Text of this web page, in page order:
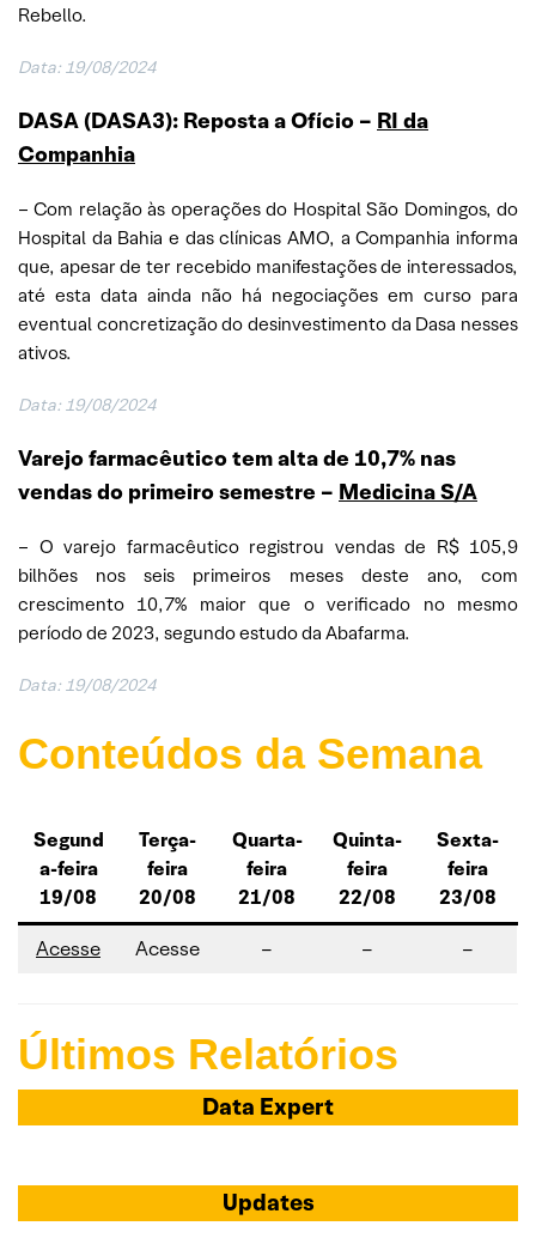
Rebello.
Data: 19/08/2024
DASA (DASA3): Reposta a Ofício – RI da
Companhia
– Com relação às operações do Hospital São Domingos, do
Hospital da Bahia e das clínicas AMO, a Companhia informa
que, apesar de ter recebido manifestações de interessados,
até esta data ainda não há negociações em curso para
eventual concretização do desinvestimento da Dasa nesses
ativos.
Data: 19/08/2024
Varejo farmacêutico tem alta de 10,7% nas
vendas do primeiro semestre – Medicina S/A
– O varejo farmacêutico registrou vendas de R$ 105,9
bilhões nos seis primeiros meses deste ano, com
crescimento 10,7% maior que o verificado no mesmo
período de 2023, segundo estudo da Abafarma.
Data: 19/08/2024
Conteúdos da Semana
Segund
a-feira
19/08
Terça-
feira
20/08
Quarta-
feira
21/08
Quinta-
feira
22/08
Sexta-
feira
23/08
Acesse Acesse – – –
Últimos Relatórios
Data Expert
Updates